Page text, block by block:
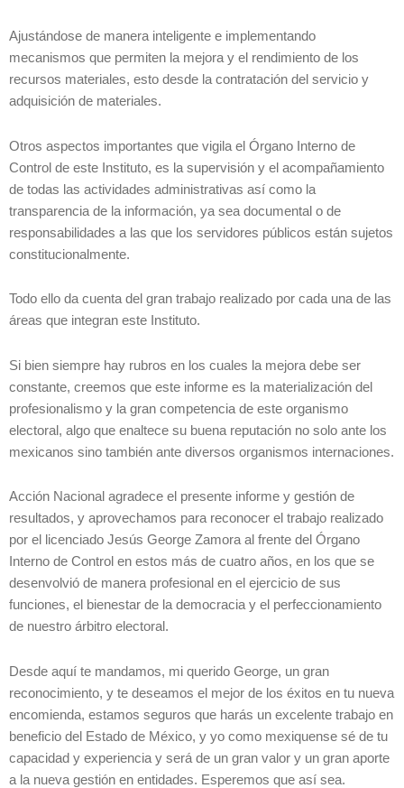
Ajustándose de manera inteligente e implementando
mecanismos que permiten la mejora y el rendimiento de los
recursos materiales, esto desde la contratación del servicio y
adquisición de materiales.
Otros aspectos importantes que vigila el Órgano Interno de
Control de este Instituto, es la supervisión y el acompañamiento
de todas las actividades administrativas así como la
transparencia de la información, ya sea documental o de
responsabilidades a las que los servidores públicos están sujetos
constitucionalmente.
Todo ello da cuenta del gran trabajo realizado por cada una de las
áreas que integran este Instituto.
Si bien siempre hay rubros en los cuales la mejora debe ser
constante, creemos que este informe es la materialización del
profesionalismo y la gran competencia de este organismo
electoral, algo que enaltece su buena reputación no solo ante los
mexicanos sino también ante diversos organismos internaciones.
Acción Nacional agradece el presente informe y gestión de
resultados, y aprovechamos para reconocer el trabajo realizado
por el licenciado Jesús George Zamora al frente del Órgano
Interno de Control en estos más de cuatro años, en los que se
desenvolvió de manera profesional en el ejercicio de sus
funciones, el bienestar de la democracia y el perfeccionamiento
de nuestro árbitro electoral.
Desde aquí te mandamos, mi querido George, un gran
reconocimiento, y te deseamos el mejor de los éxitos en tu nueva
encomienda, estamos seguros que harás un excelente trabajo en
beneficio del Estado de México, y yo como mexiquense sé de tu
capacidad y experiencia y será de un gran valor y un gran aporte
a la nueva gestión en entidades. Esperemos que así sea.